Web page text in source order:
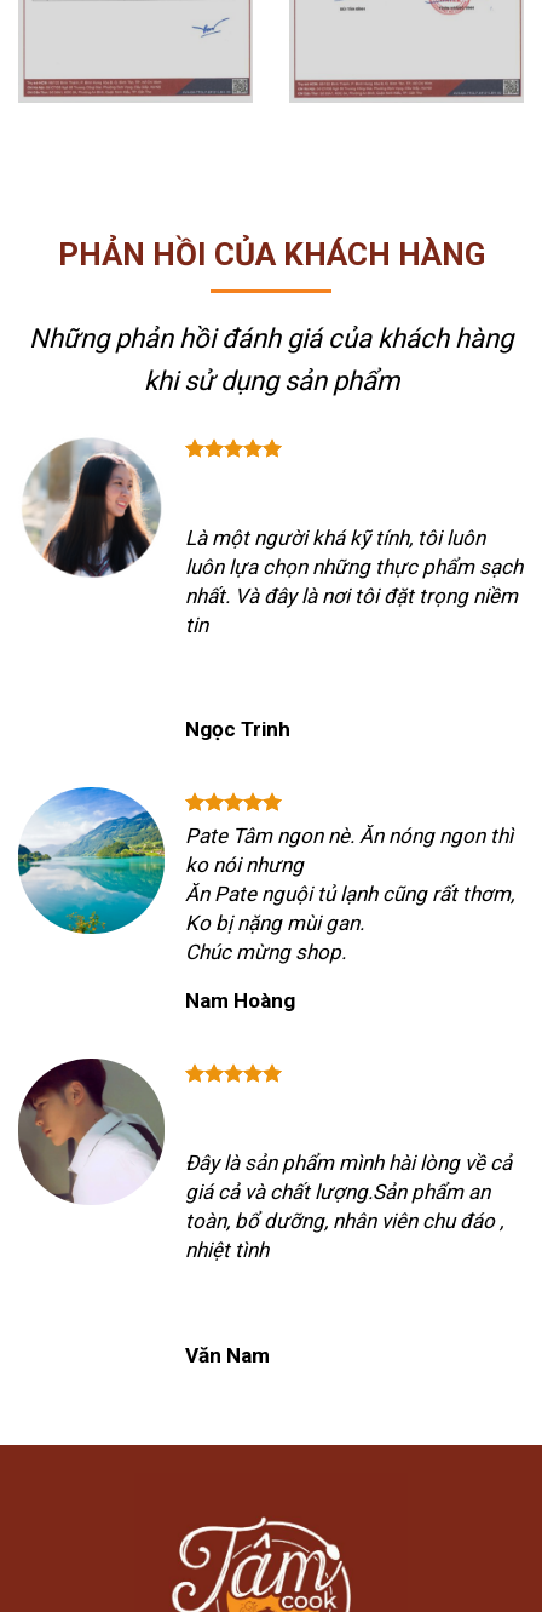
PHẢN HỒI CỦA KHÁCH HÀNG
Những phản hồi đánh giá của khách hàng
khi sử dụng sản phẩm
Là một người khá kỹ tính, tôi luôn
luôn lựa chọn những thực phẩm sạch
nhất. Và đây là nơi tôi đặt trọng niềm
tin
Ngọc Trinh
Pate Tâm ngon nè. Ăn nóng ngon thì
ko nói nhưng
Ăn Pate nguội tủ lạnh cũng rất thơm,
Ko bị nặng mùi gan.
Chúc mừng shop.
Nam Hoàng
Đây là sản phẩm mình hài lòng về cả
giá cả và chất lượng.Sản phẩm an
toàn, bổ dưỡng, nhân viên chu đáo ,
nhiệt tình
Văn Nam